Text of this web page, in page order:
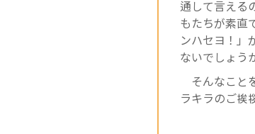
通して言える
もたちが素直
ンハセヨ！」
ないでしょう
そんなこと
ラキラのご挨